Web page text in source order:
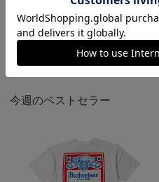
プロクラブ PRO CLUB ヘビーウ
ェイト コットン 半袖 クルーネッ
¥1,990
今週のベストセラー